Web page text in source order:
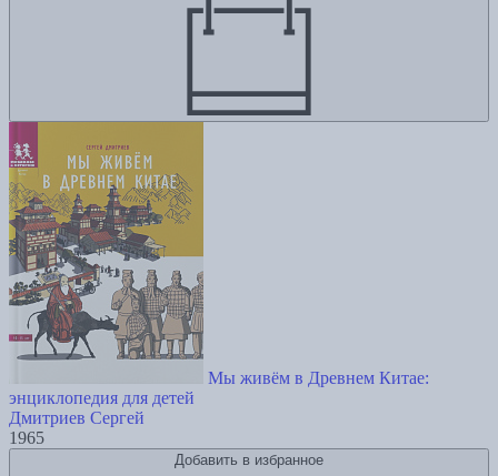
Мы живём в Древнем Китае:
энциклопедия для детей
Дмитриев Сергей
1965
Добавить в избранное